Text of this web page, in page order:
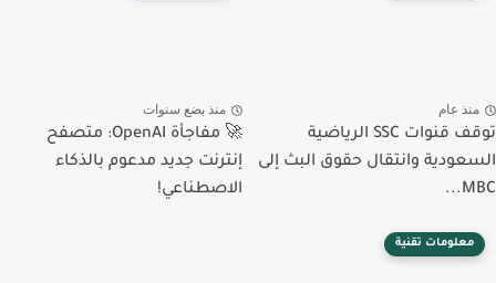
عام
توقف قنوات SSC الرياضية
وانتقال حقوق البث إلى
منذ بضع سنوات
🚀 مفاجأة OpenAI: متصفح
إنترنت جديد مدعوم بالذكاء
الاصطناعي!
معلومات تقنية